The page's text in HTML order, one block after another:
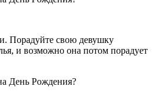
Порадуйте свою девушку
и возможно она потом порадует